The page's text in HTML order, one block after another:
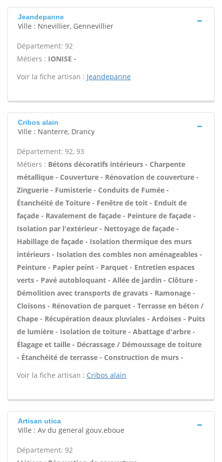
Jeandepanne
Ville : Nnevillier, Gennevillier
Département: 92
Métiers : IONISE -
Voir la fiche artisan : Jeandepanne
Cribos alain
Ville : Nanterre, Drancy
Département: 92, 93
Métiers : Bétons décoratifs intérieurs - Charpente
métallique - Couverture - Rénovation de couverture -
Zinguerie - Fumisterie - Conduits de Fumée -
Étanchéité de Toiture - Fenêtre de toit - Enduit de
façade - Ravalement de façade - Peinture de façade -
Isolation par l'extérieur - Nettoyage de façade -
Habillage de façade - Isolation thermique des murs
intérieurs - Isolation des combles non aménageables -
Peinture - Papier peint - Parquet - Entretien espaces
verts - Pavé autobloquant - Allée de jardin - Clôture -
Démolition avec transports de gravats - Ramonage -
Cloisons - Rénovation de parquet - Terrasse en béton /
Chape - Récupération deaux pluviales - Ardoises - Puits
de lumière - Isolation de toiture - Abattage d'arbre -
Élagage et taille - Décrassage / Démoussage de toiture
- Étanchéité de terrasse - Construction de murs -
Voir la fiche artisan : Cribos alain
Artisan utica
Ville : Av du general gouv.eboue
Département: 92